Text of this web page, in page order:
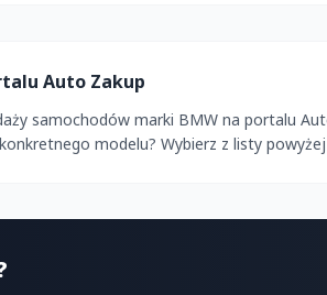
Auto Zakup
samochodów marki BMW na portalu
modelu? Wybierz z listy